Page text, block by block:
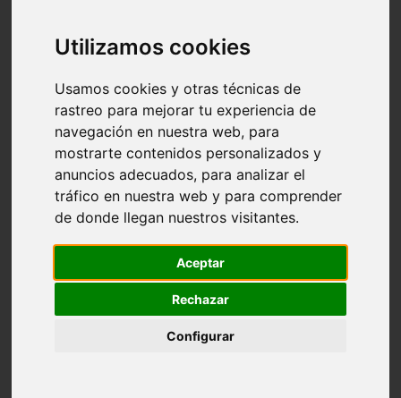
Utilizamos cookies
Usamos cookies y otras técnicas de
rastreo para mejorar tu experiencia de
navegación en nuestra web, para
mostrarte contenidos personalizados y
anuncios adecuados, para analizar el
tráfico en nuestra web y para comprender
de donde llegan nuestros visitantes.
Aceptar
Rechazar
Configurar
Málaga - nerja
Girona - blanes
Málaga - marbella
Asturias - gijón
Girona - figueres
Alicante - santa-pola
Almería - roquetas-de-mar
Girona - tossa-de-mar
Barcelona - sant-cugat-del-vallès
Alicante - l39alfàs-del-pi
Barcelona - vilanova-i-la-geltrú
Castellón - peñíscola
Illes-balears - sant-josep-de-sa-talaia